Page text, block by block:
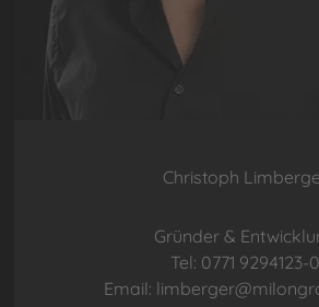
Christoph
Gründer &
Tel: 0771 9294123-0
Email: